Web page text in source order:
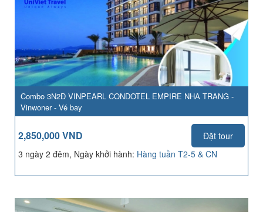
Combo 3N2Đ VINPEARL CONDOTEL EMPIRE NHA TRANG -
Vinwoner - Vé bay
2,850,000 VND
Đặt tour
3 ngày 2 đêm, Ngày khởi hành: Hàng tuần T2-5 & CN